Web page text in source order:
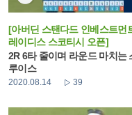
[아버딘 스탠다드 인베스트먼
레이디스 스코티시 오픈]
2R 6타 줄이며 라운드 마치는
루이스
2020.08.14 39